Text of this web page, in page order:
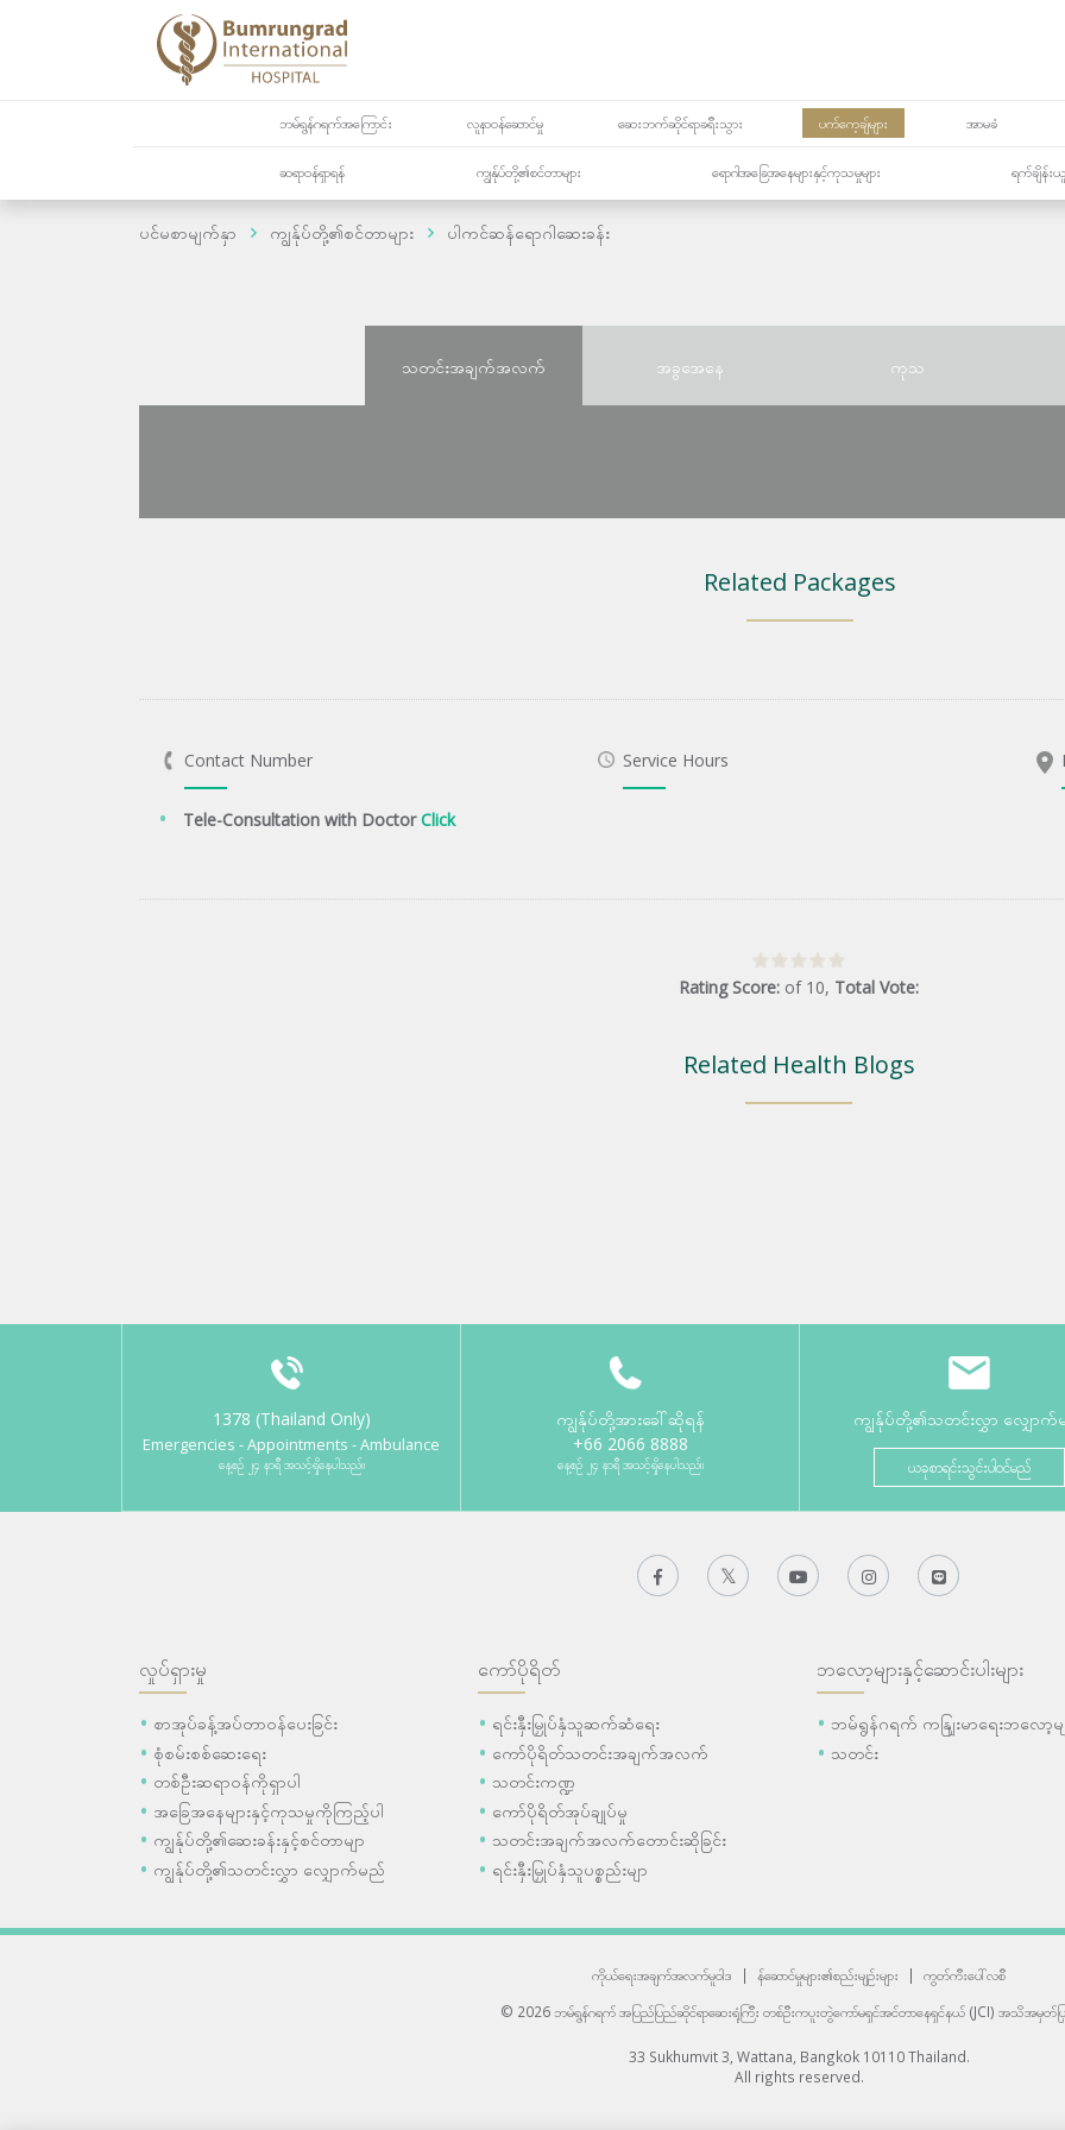
ဘမ်ရွန်ဂရက်အကြောင်း လူနာဝန်ဆောင်မှု ဆေးဘက်ဆိုင်ရာခရီးသွား ပက်ကေ့ချ်များ အာမခံ
ဆရာဝန်ရှာရန် ကျွန်ုပ်တို့၏စင်တာများ ရောဂါအခြေအနေများနှင့်ကုသမှုများ ရက်ချိန်း
ပင်မစာမျက်နှာ ကျွန်ုပ်တို့၏စင်တာများ ပါကင်ဆန်ရောဂါဆေးခန်း
သတင်းအချက်အလက် အခွအေနေ ကုသ
Related Packages
Contact Number
Tele-Consultation with DoctorClick
Service Hours
Rating Score: of 10, Total Vote:
Related Health Blogs
1378 (Thailand Only)
Emergencies - Appointments - Ambulance
နေ့စဉ် ၂၄ နာရီ အသင့်ရှိနေပါသည်။
ကျွန်ုပ်တို့အားခေါ်ဆိုရန်
+66 2066 8888
နေ့စဉ် ၂၄ နာရီ အသင့်ရှိနေပါသည်။
ကျွန်ုပ်တို့၏သတင်းလွှာ လျှောက်
ယခုစာရင်းသွင်းပါဝင်မည်
လှုပ်ရှားမှု
စာအုပ်ခန့်အပ်တာဝန်ပေးခြင်း
စုံစမ်းစစ်ဆေးရေး
တစ်ဦးဆရာဝန်ကိုရှာပါ
အခြေအနေများနှင့်ကုသမှုကိုကြည့်ပါ
ကျွန်ုပ်တို့၏ဆေးခန်းနှင့်စင်တာမျာ
ကျွန်ုပ်တို့၏သတင်းလွှာ လျှောက်မည်
ကော်ပိုရိတ်
ရင်းနှီးမြှုပ်နှံသူဆက်ဆံရေး
ကော်ပိုရိတ်သတင်းအချက်အလက်
သတင်းကဏ္ဍ
ကော်ပိုရိတ်အုပ်ချုပ်မှု
သတင်းအချက်အလက်တောင်းဆိုခြင်း
ရင်းနှီးမြှုပ်နှံသူပစ္စည်းမျာ
ဘလော့များနှင့်ဆောင်းပါးများ
ဘမ်ရွန်ဂရက် ကနျြးမာရေးဘလော့မျ
သတင်း
ကိုယ်ရေးအချက်အလက်မူဝါဒ | န်ဆောင်မှုများ၏စည်းမျဉ်းများ |
ကွတ်ကီးပေါ်လစီ
© 2026 ဘမ်ရွန်ဂရက် အပြည်ပြည်ဆိုင်ရာဆေးရုံကြီး တစ်ဦးကပူးတွဲကော်မရှင်အင်တာနေရှင်နယ် (JCI) အသိအမှတ်ပ
33 Sukhumvit 3, Wattana, Bangkok 10110 Thailand.
All rights reserved.